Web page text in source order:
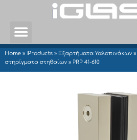
Home » iProducts » Εξαρτήματα Υαλοπινάκων »
στηρίγματα στηθαίων » PRP 41-610